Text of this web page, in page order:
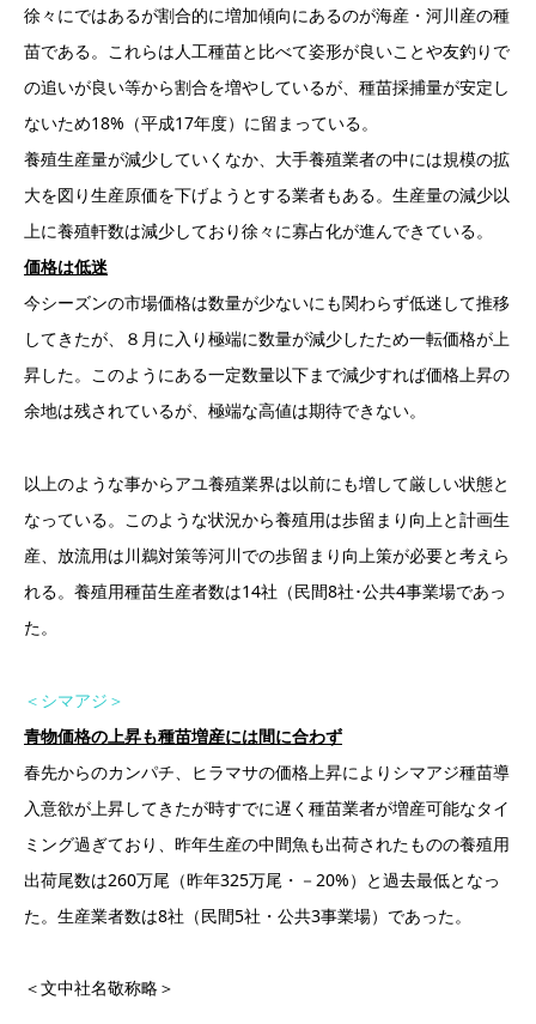
徐々にではあるが割合的に増加傾向にあるのが海産・河川産の種
苗である。これらは人工種苗と比べて姿形が良いことや友釣りで
の追いが良い等から割合を増やしているが、種苗採捕量が安定し
ないため18%（平成17年度）に留まっている。
養殖生産量が減少していくなか、大手養殖業者の中には規模の拡
大を図り生産原価を下げようとする業者もある。生産量の減少以
上に養殖軒数は減少しており徐々に寡占化が進んできている。
価格は低迷
今シーズンの市場価格は数量が少ないにも関わらず低迷して推移
してきたが、８月に入り極端に数量が減少したため一転価格が上
昇した。このようにある一定数量以下まで減少すれば価格上昇の
余地は残されているが、極端な高値は期待できない。
以上のような事からアユ養殖業界は以前にも増して厳しい状態と
なっている。このような状況から養殖用は歩留まり向上と計画生
産、放流用は川鵜対策等河川での歩留まり向上策が必要と考えら
れる。養殖用種苗生産者数は14社（民間8社･公共4事業場であっ
た。
＜シマアジ＞
青物価格の上昇も種苗増産には間に合わず
春先からのカンパチ、ヒラマサの価格上昇によりシマアジ種苗導
入意欲が上昇してきたが時すでに遅く種苗業者が増産可能なタイ
ミング過ぎており、昨年生産の中間魚も出荷されたものの養殖用
出荷尾数は260万尾（昨年325万尾・－20%）と過去最低となっ
た。生産業者数は8社（民間5社・公共3事業場）であった。
＜文中社名敬称略＞